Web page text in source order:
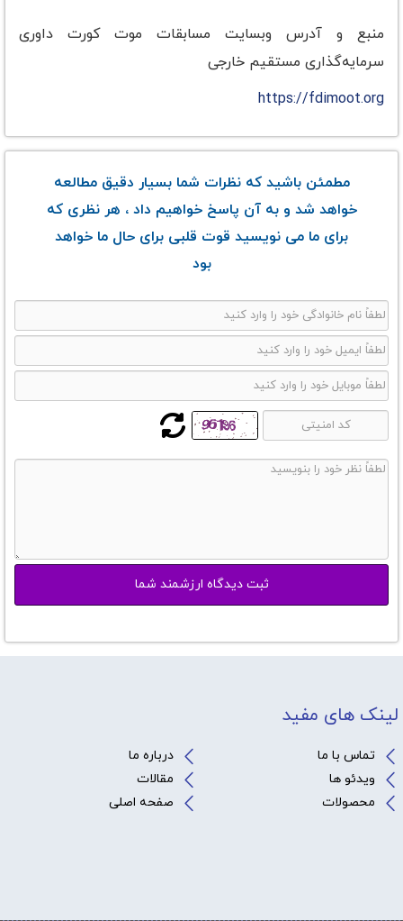
منبع و آدرس وبسایت مسابقات موت کورت داوری
سرمایه‌گذاری مستقیم خارجی
https://fdimoot.org
مطمئن باشید که نظرات شما بسیار دقیق مطالعه
خواهد شد و به آن پاسخ خواهیم داد ، هر نظری که
برای ما می نویسید قوت قلبی برای حال ما خواهد
بود
لینک های مفید
تماس با ما
درباره ما
ویدئو ها
مقالات
محصولات
صفحه اصلی